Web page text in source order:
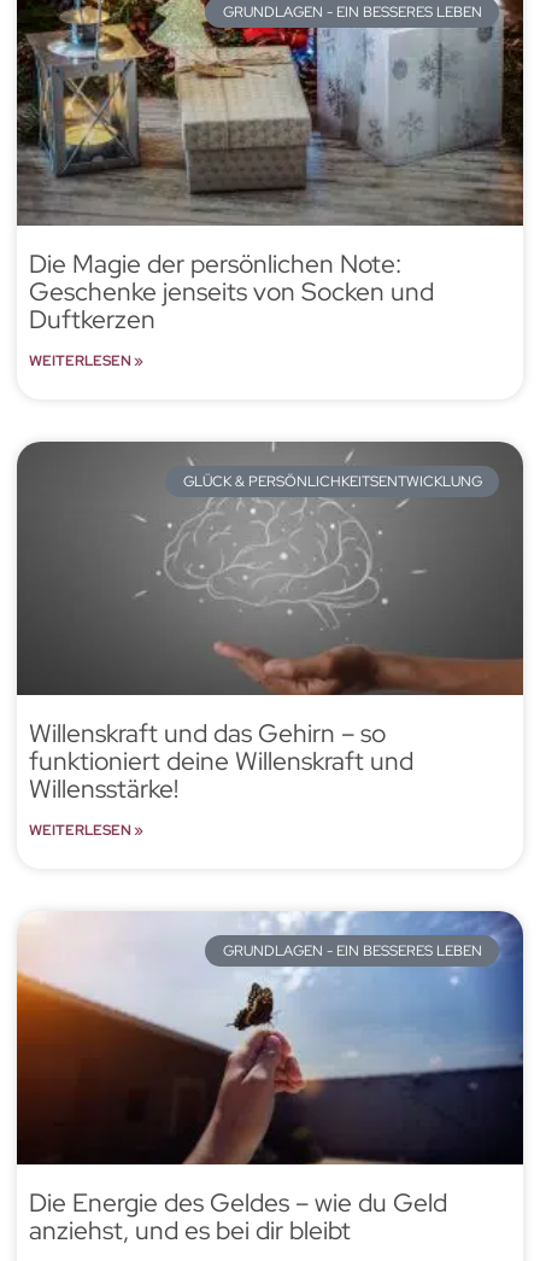
GRUNDLAGEN - EIN BESSERES LEBEN
Die Magie der persönlichen Note:
Geschenke jenseits von Socken und
Duftkerzen
WEITERLESEN »
GLÜCK & PERSÖNLICHKEITSENTWICKLUNG
Willenskraft und das Gehirn – so
funktioniert deine Willenskraft und
Willensstärke!
WEITERLESEN »
GRUNDLAGEN - EIN BESSERES LEBEN
Die Energie des Geldes – wie du Geld
anziehst, und es bei dir bleibt